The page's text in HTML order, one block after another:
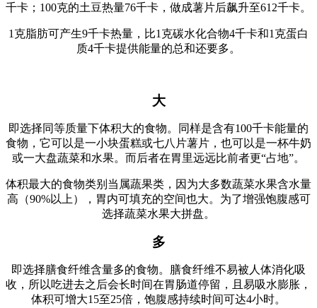
千卡；100克的土豆热量76千卡，做成薯片后飙升至612千卡。
1克脂肪可产生9千卡热量，比1克碳水化合物4千卡和1克蛋白
质4千卡提供能量的总和还要多。
大
即选择同等质量下体积大的食物。同样是含有100千卡能量的
食物，它可以是一小块蛋糕或七八片薯片，也可以是一杯牛奶
或一大盘蔬菜和水果。而后者在胃里远远比前者更“占地”。
体积最大的食物类别当属蔬果类，因为大多数蔬菜水果含水量
高（90%以上），胃内可填充的空间也大。为了增强饱腹感可
选择蔬菜水果大拼盘。
多
即选择膳食纤维含量多的食物。膳食纤维不易被人体消化吸
收，所以吃进去之后会长时间在胃肠道停留，且易吸水膨胀，
体积可增大15至25倍，饱腹感持续时间可达4小时。